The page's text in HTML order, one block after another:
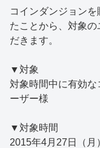
コインダンジョン
たことから、対象
だきます。
▼対象
対象時間中に有効
ーザー様
▼対象時間
2015年4月27日（